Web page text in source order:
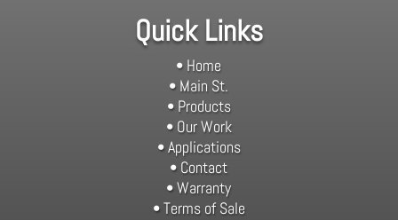
Quick Links
• Home
• Main St.
• Products
• Our Work
• Applications
• Contact
• Warranty
• Terms of Sale